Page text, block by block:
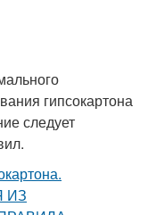
гипсокартона
следует